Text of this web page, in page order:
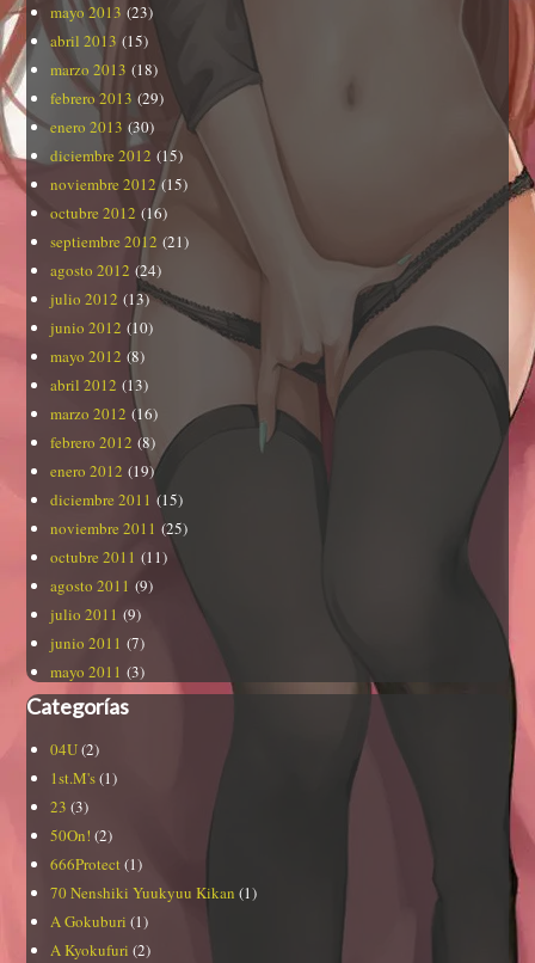
mayo 2013 (23)
abril 2013 (15)
marzo 2013 (18)
febrero 2013 (29)
enero 2013 (30)
diciembre 2012 (15)
noviembre 2012(15)
octubre 2012 (16)
septiembre 2012 (21)
agosto 2012 (24)
julio 2012 (13)
junio 2012 (10)
mayo 2012 (8)
abril 2012 (13)
marzo 2012 (16)
febrero 2012 (8)
enero 2012 (19)
diciembre 2011 (15)
noviembre 2011 (25)
octubre 2011 (11)
agosto 2011 (9)
julio 2011 (9)
junio 2011 (7)
mayo 2011 (3)
Categorías
04U(2)
1st.M's(1)
23 (3)
50On! (2)
666Protect (1)
70 Nenshiki Yuukyuu Kikan (1)
A Gokuburi (1)
A Kyokufuri (2)